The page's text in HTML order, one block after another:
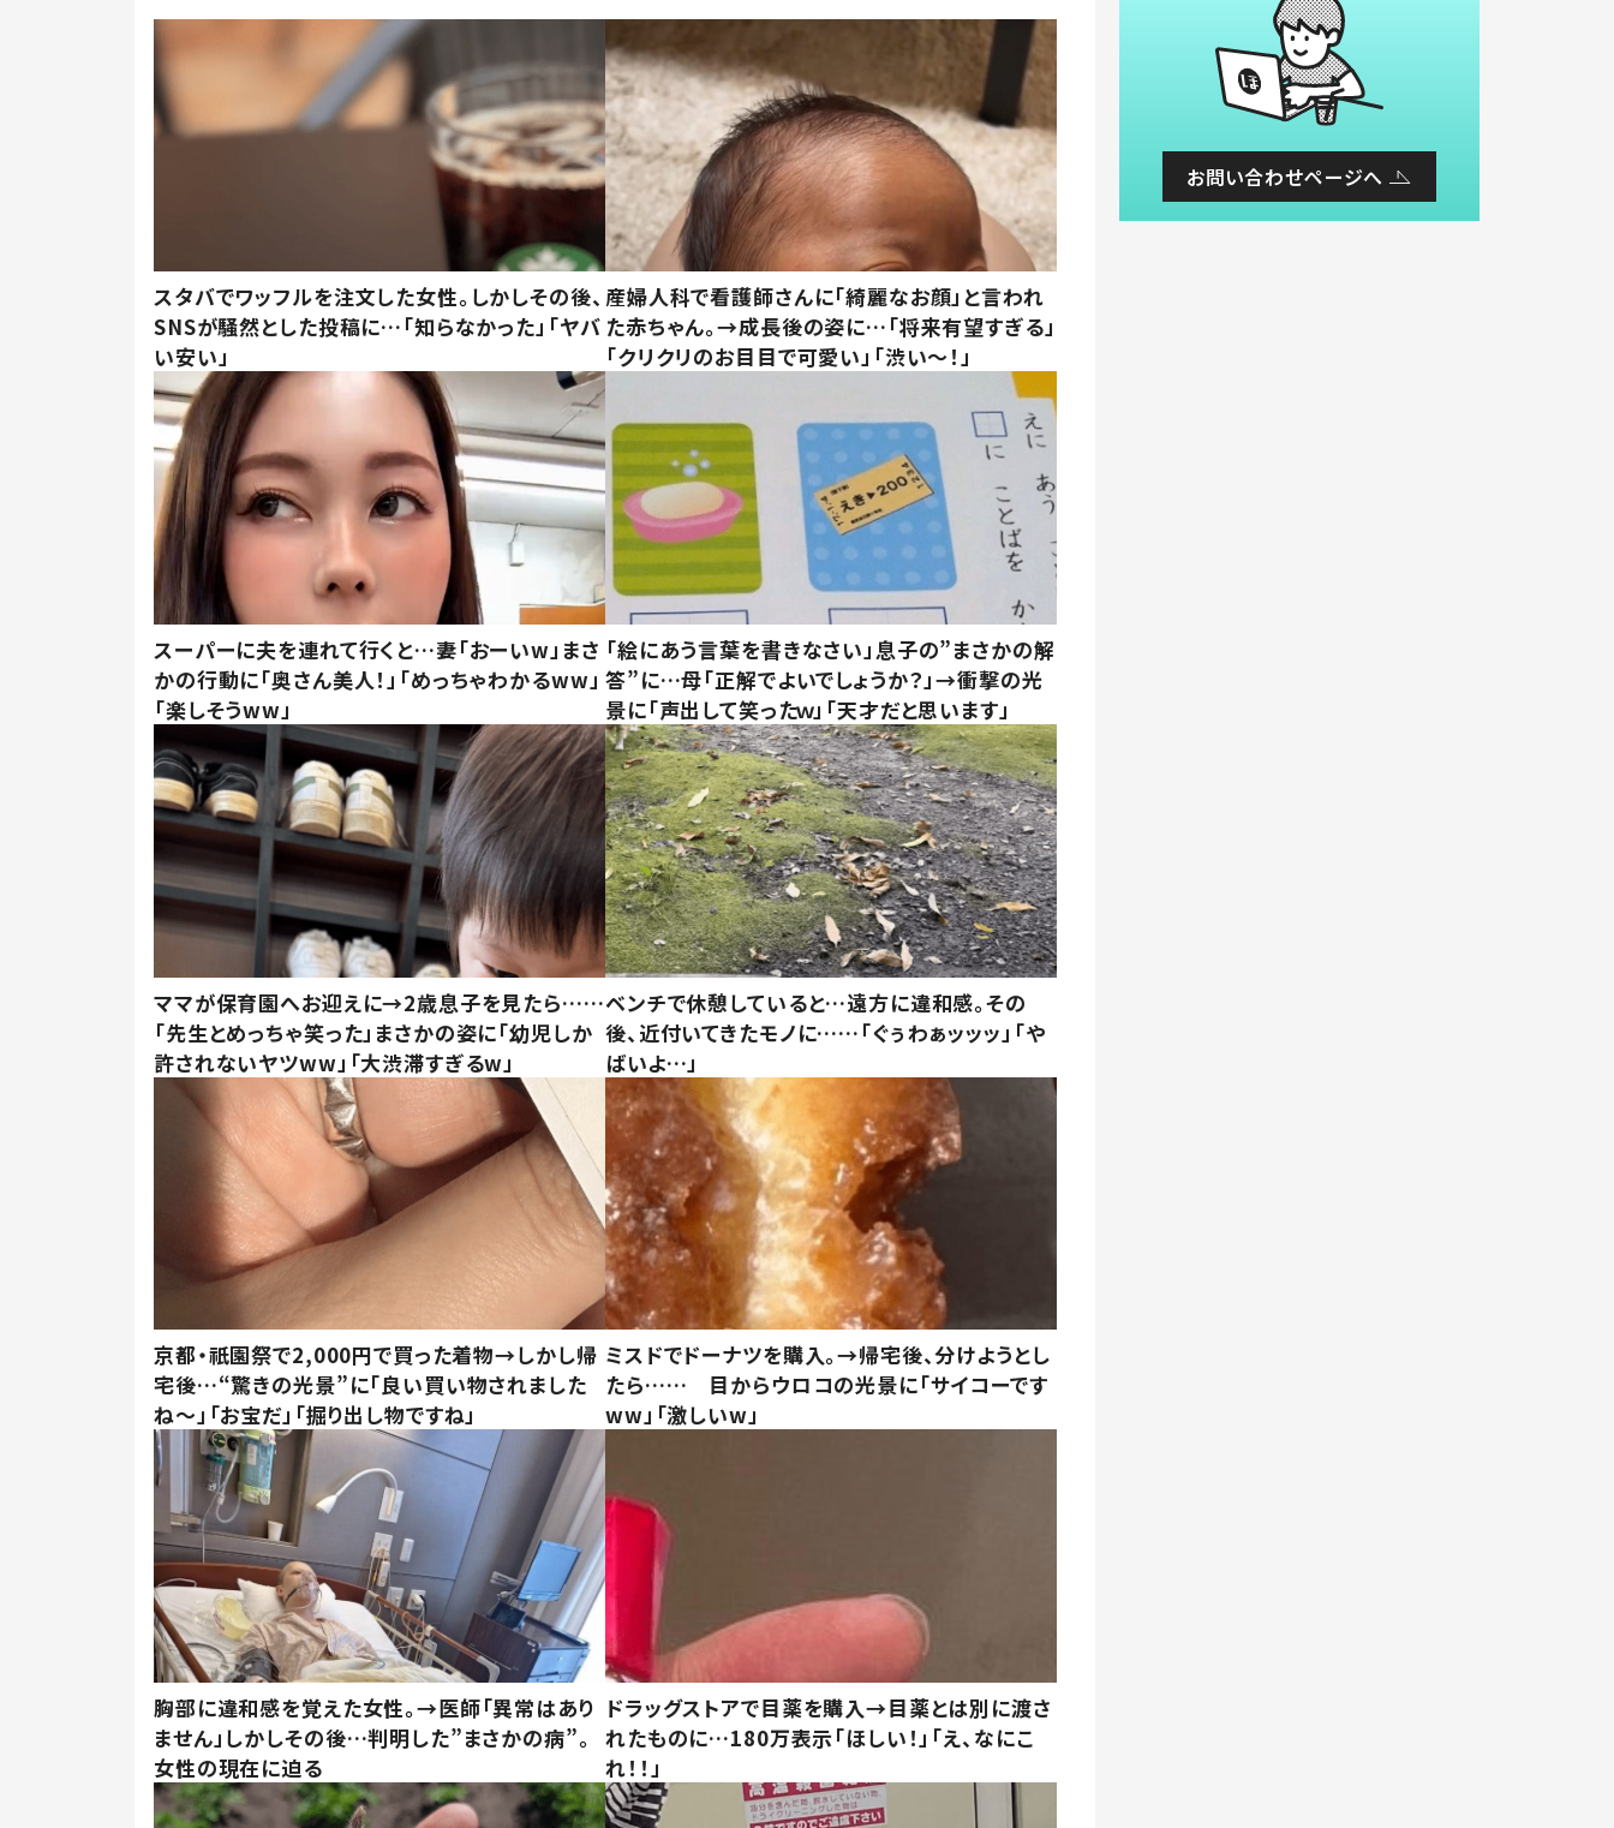
スタバでワッフルを注文した女性。しかしその後、
SNSが騒然とした投稿に…「知らなかった」「ヤバ
い安い」
産婦人科で看護師さんに「綺麗なお顔」と言われ
た赤ちゃん。→成長後の姿に…「将来有望すぎる」
「クリクリのお目目で可愛い」「渋い～！」
スーパーに夫を連れて行くと…妻「おーいw」まさ
かの行動に「奥さん美人！」「めっちゃわかるww」
「楽しそうww」
「絵にあう言葉を書きなさい」息子の”まさかの解
答”に…母「正解でよいでしょうか？」→衝撃の光
景に「声出して笑ったｗ」「天才だと思います」
ママが保育園へお迎えに→2歳息子を見たら……
「先生とめっちゃ笑った」まさかの姿に「幼児しか
許されないヤツww」「大渋滞すぎるw」
ベンチで休憩していると…遠方に違和感。その
後、近付いてきたモノに……「ぐぅわぁッッッ」「や
ばいよ…」
京都・祇園祭で2,000円で買った着物→しかし帰
宅後…“驚きの光景”に「良い買い物されました
ね～」「お宝だ」「掘り出し物ですね」
ミスドでドーナツを購入。→帰宅後、分けようとし
たら…… 目からウロコの光景に「サイコーです
ww」「激しいw」
胸部に違和感を覚えた女性。→医師「異常はあり
ません」しかしその後…判明した”まさかの病”。
女性の現在に迫る
ドラッグストアで目薬を購入→目薬とは別に渡さ
れたものに…180万表示「ほしい！」「え、なにこ
れ！！」
お問い合わせページへ